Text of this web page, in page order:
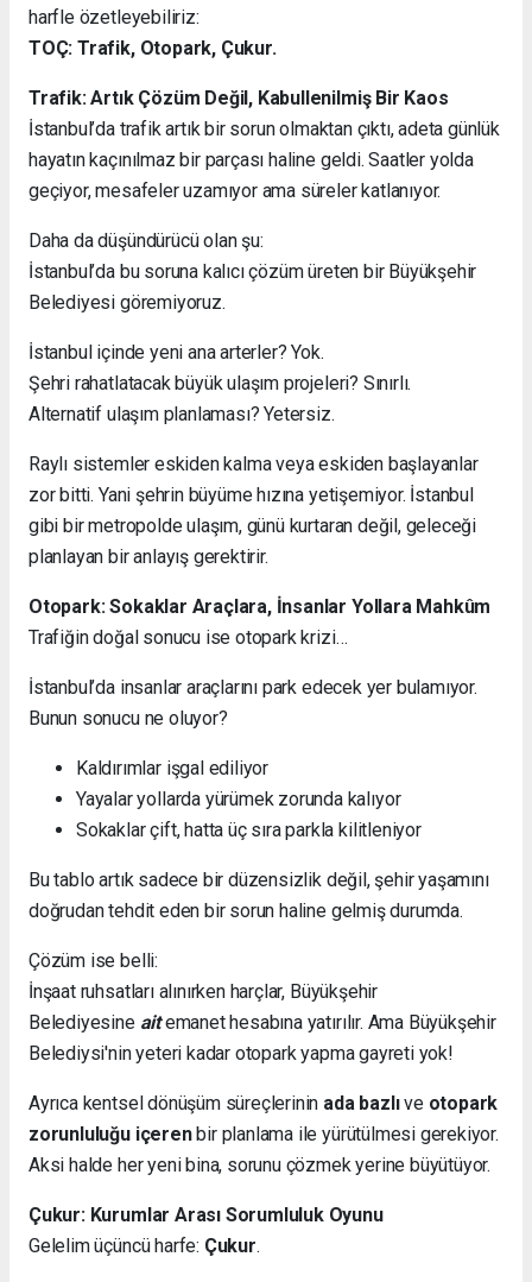
harfle özetleyebiliriz:
TOÇ: Trafik, Otopark, Çukur.
Trafik: Artık Çözüm Değil, Kabullenilmiş Bir Kaos
İstanbul’da trafik artık bir sorun olmaktan çıktı, adeta günlük
hayatın kaçınılmaz bir parçası haline geldi. Saatler yolda
geçiyor, mesafeler uzamıyor ama süreler katlanıyor.
Daha da düşündürücü olan şu:
İstanbul’da bu soruna kalıcı çözüm üreten bir Büyükşehir
Belediyesi göremiyoruz.
İstanbul içinde yeni ana arterler? Yok.
Şehri rahatlatacak büyük ulaşım projeleri? Sınırlı.
Alternatif ulaşım planlaması? Yetersiz.
Raylı sistemler eskiden kalma veya eskiden başlayanlar
zor bitti. Yani şehrin büyüme hızına yetişemiyor. İstanbul
gibi bir metropolde ulaşım, günü kurtaran değil, geleceği
planlayan bir anlayış gerektirir.
Otopark: Sokaklar Araçlara, İnsanlar Yollara Mahkûm
Trafiğin doğal sonucu ise otopark krizi…
İstanbul’da insanlar araçlarını park edecek yer bulamıyor.
Bunun sonucu ne oluyor?
Kaldırımlar işgal ediliyor
Yayalar yollarda yürümek zorunda kalıyor
Sokaklar çift, hatta üç sıra parkla kilitleniyor
Bu tablo artık sadece bir düzensizlik değil, şehir yaşamını
doğrudan tehdit eden bir sorun haline gelmiş durumda.
Çözüm ise belli:
İnşaat ruhsatları alınırken harçlar, Büyükşehir
Belediyesine aitemanet hesabına yatırılır. Ama Büyükşehir
Belediysi'nin yeteri kadar otopark yapma gayreti yok!
Ayrıca kentsel dönüşüm süreçlerinin ada bazlıve otopark
zorunluluğu içerenbir planlama ile yürütülmesi gerekiyor.
Aksi halde her yeni bina, sorunu çözmek yerine büyütüyor.
Çukur: Kurumlar Arası Sorumluluk Oyunu
Gelelim üçüncü harfe: Çukur.